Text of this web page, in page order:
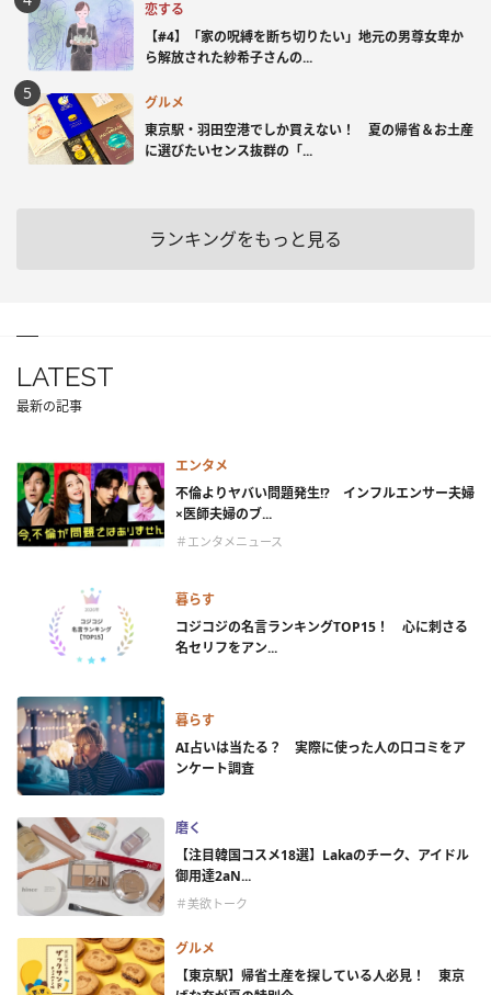
恋する
【#4】「家の呪縛を断ち切りたい」地元の男尊女卑か
ら解放された紗希子さんの...
グルメ
東京駅・羽田空港でしか買えない！ 夏の帰省＆お土産
に選びたいセンス抜群の「...
ランキングをもっと見る
LATEST
最新の記事
エンタメ
不倫よりヤバい問題発生!? インフルエンサー夫婦
×医師夫婦のブ...
＃エンタメニュース
暮らす
コジコジの名言ランキングTOP15！ 心に刺さる
名セリフをアン...
暮らす
AI占いは当たる？ 実際に使った人の口コミをア
ンケート調査
磨く
【注目韓国コスメ18選】Lakaのチーク、アイドル
御用達2aN...
＃美欲トーク
グルメ
【東京駅】帰省土産を探している人必見！ 東京